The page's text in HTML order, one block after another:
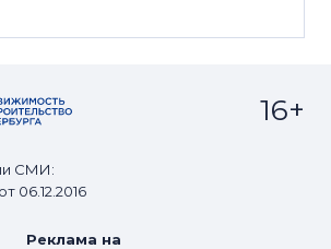
СМИ:
06.12.2016
16+
Реклама на